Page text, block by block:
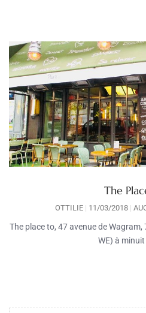
The
OTTILIE 11/03/2018
The place to, 47 avenue de
WE) à